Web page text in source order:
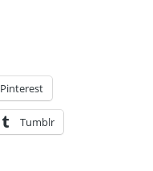
Pinterest
Tumblr